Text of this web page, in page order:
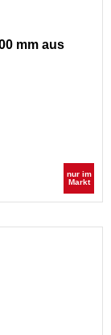
mm aus
nur im
Markt